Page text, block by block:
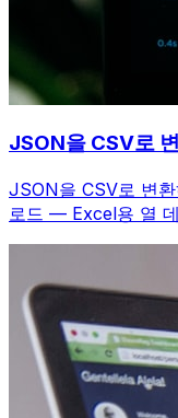
JSON을 CSV로
JSON을 CSV로 변
로드 — Excel용 열